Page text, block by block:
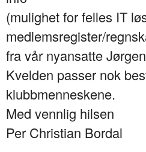
(mulighet for felles IT
medlemsregister/
fra vår nyansatte
Kvelden passer nok
klubbmenneskene.
Med vennlig hilsen
Per Christian Bordal